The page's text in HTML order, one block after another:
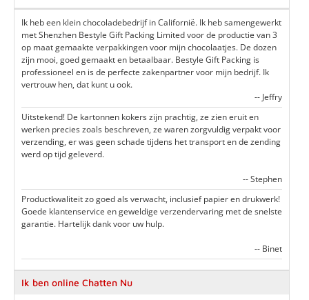
Ik heb een klein chocoladebedrijf in Californië. Ik heb samengewerkt
met Shenzhen Bestyle Gift Packing Limited voor de productie van 3
op maat gemaakte verpakkingen voor mijn chocolaatjes. De dozen
zijn mooi, goed gemaakt en betaalbaar. Bestyle Gift Packing is
professioneel en is de perfecte zakenpartner voor mijn bedrijf. Ik
vertrouw hen, dat kunt u ook.
-- Jeffry
Uitstekend! De kartonnen kokers zijn prachtig, ze zien eruit en
werken precies zoals beschreven, ze waren zorgvuldig verpakt voor
verzending, er was geen schade tijdens het transport en de zending
werd op tijd geleverd.
-- Stephen
Productkwaliteit zo goed als verwacht, inclusief papier en drukwerk!
Goede klantenservice en geweldige verzendervaring met de snelste
garantie. Hartelijk dank voor uw hulp.
-- Binet
Ik ben online Chatten Nu